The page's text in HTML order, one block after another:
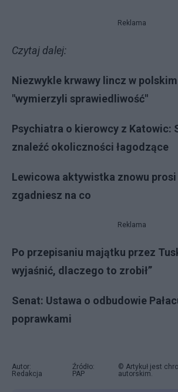
Reklama
Czytaj dalej:
Niezwykle krwawy lincz w
"wymierzyli sprawiedliwość"
Psychiatra o kierowcy z Katowic:
znaleźć okoliczności łagodzące
Lewicowa aktywistka znowu
zgadniesz na co
Reklama
Po przepisaniu majątku przez
wyjaśnić, dlaczego to zrobił”
Senat: Ustawa o odbudowie
poprawkami
Autor:
Redakcja
Źródło:
PAP
© Artykuł jest
autorskim.